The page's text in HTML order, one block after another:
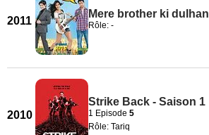
2011
Mere brother ki dulhan
Rôle: -
2010
Strike Back - Saison 1
1 Episode 5
Rôle: Tariq